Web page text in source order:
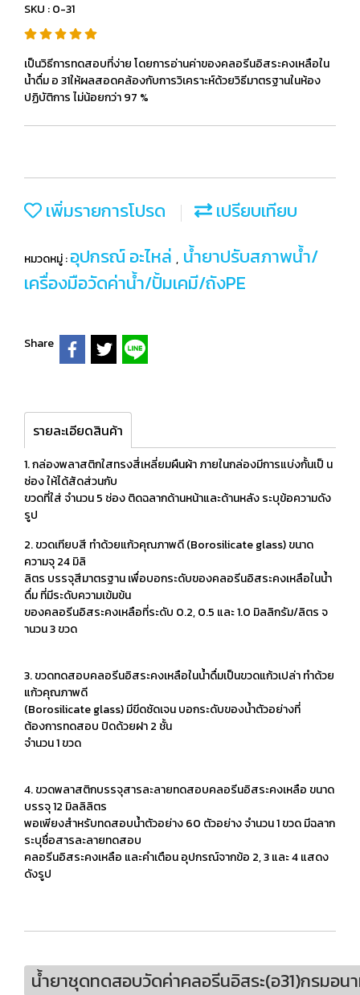
SKU : 0-31
เป็นวิธีการทดสอบที่ง่าย โดยการอ่านค่าของคลอรีนอิสระคงเหลือใน
น้ำดื่ม อ 31ให้ผลสอดคล้องกับการวิเคราะห์ด้วยวิธีมาตรฐานในห้อง
ปฏิบัติการ ไม่น้อยกว่า 97 %
เพิ่มรายการโปรด เปรียบเทียบ
หมวดหมู่ :อุปกรณ์ อะไหล่ , น้ำยาปรับสภาพน้ำ/
เครื่องมือวัดค่าน้ำ/ปั้มเคมี/ถังPE
Share
รายละเอียดสินค้า
1. กล่องพลาสติกใสทรงสี่เหลี่ยมผืนผ้า ภายในกล่องมีการแบ่งกั้นเป็ น
ช่อง ให้ได้สัดส่วนกับ
ขวดที่ใส่ จำนวน 5 ช่อง ติดฉลากด้านหน้าและด้านหลัง ระบุข้อความดัง
รูป
2. ขวดเทียบสี ทำด้วยแก้วคุณภาพดี (Borosilicate glass) ขนาด
ความจุ 24 มิลิ
ลิตร บรรจุสีมาตรฐาน เพื่อบอกระดับของคลอรีนอิสระคงเหลือในน้ำ
ดื่ม ที่มีระดับความเข้มข้น
ของคลอรีนอิสระคงเหลือที่ระดับ 0.2, 0.5 และ 1.0 มิลลิกรัม/ลิตร จ
านวน 3 ขวด
3. ขวดทดสอบคลอรีนอิสระคงเหลือในน้ำดื่มเป็นขวดแก้วเปล่า ทำด้วย
แก้วคุณภาพดี
(Borosilicate glass) มีขีดชัดเจน บอกระดับของน้ำตัวอย่างที่
ต้องการทดสอบ ปิดด้วยฝา 2 ชั้น
จำนวน 1 ขวด
4. ขวดพลาสติกบรรจุสารละลายทดสอบคลอรีนอิสระคงเหลือ ขนาด
บรรจุ 12 มิลลิลิตร
พอเพียงสำหรับทดสอบน้ำตัวอย่าง 60 ตัวอย่าง จำนวน 1 ขวด มีฉลาก
ระบุชื่อสารละลายทดสอบ
คลอรีนอิสระคงเหลือ และคำเตือน อุปกรณ์จากข้อ 2, 3 และ 4 แสดง
ดังรูป
น้ำยาชุดทดสอบวัดค่าคลอรีนอิสระ(อ31)กรมอน